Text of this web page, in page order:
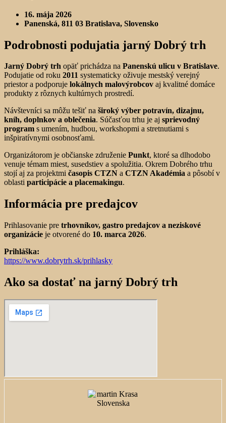
16. mája 2026
Panenská, 811 03 Bratislava, Slovensko
Podrobnosti podujatia jarný Dobrý trh
Jarný Dobrý trh opäť prichádza na Panenskú ulicu v Bratislave.
Podujatie od roku 2011 systematicky oživuje mestský verejný
priestor a podporuje lokálnych malovýrobcov aj kvalitné domáce
produkty z rôznych kultúrnych prostredí.
Návštevníci sa môžu tešiť na široký výber potravín, dizajnu,
kníh, doplnkov a oblečenia. Súčasťou trhu je aj sprievodný
program s umením, hudbou, workshopmi a stretnutiami s
inšpiratívnymi osobnosťami.
Organizátorom je občianske združenie Punkt, ktoré sa dlhodobo
venuje témam miest, susedstiev a spolužitia. Okrem Dobrého trhu
stojí aj za projektmi časopis CTZN a CTZN Akadémia a pôsobí v
oblasti participácie a placemakingu.
Informácia pre predajcov
Prihlasovanie pre trhovníkov, gastro predajcov a neziskové
organizácie je otvorené do 10. marca 2026.
Prihláška:
https://www.dobrytrh.sk/prihlasky
Ako sa dostať na jarný Dobrý trh